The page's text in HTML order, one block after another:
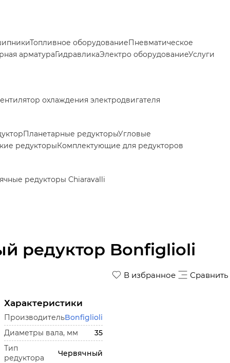
редуктор Bonfiglioli
Топливное оборудованиеПневматическое
арматураГидравликаЭлектро оборудованиеУслуги
охлаждения электродвигателя
Планетарные редукторыУгловые
редукторыКомплектующие для редукторов
редукторы Chiaravalli
В избранное Сравнить
Характеристики
ПроизводительBonfiglioli
Диаметры вала, мм
35
Тип
редуктора
Червячный